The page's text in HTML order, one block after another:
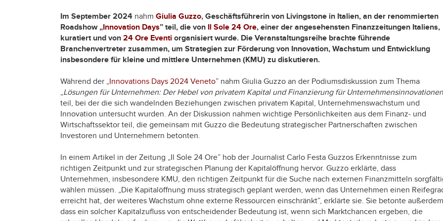
Im September 2024 nahm Giulia Guzzo, Geschäftsführerin von Livingstone in Italien, an der renommierten
Roadshow „Innovation Days” teil, die von Il Sole 24 Ore, einer der angesehensten Finanzzeitungen Italiens,
kuratiert und von 24 Ore Eventi organisiert wurde. Die Veranstaltungsreihe brachte führende
Branchenvertreter zusammen, um Strategien zur Förderung von Innovation, Wachstum und Entwicklung
insbesondere für kleine und mittlere Unternehmen (KMU) zu diskutieren.
Während der „Innovations Days 2024 Veneto” nahm Giulia Guzzo an der Podiumsdiskussion zum Thema
„Lösungen für Unternehmen: Der Hebel von privatem Kapital und Finanzierung für
teil, bei der die sich wandelnden Beziehungen zwischen privatem Kapital, Unternehmenswachstum und
Innovation untersucht wurden. An der Diskussion nahmen wichtige Persönlichkeiten aus dem Finanz- und
Wirtschaftssektor teil, die gemeinsam mit Guzzo die Bedeutung strategischer Partnerschaften zwischen
Investoren und Unternehmern betonten.
In einem Artikel in der Zeitung „Il Sole 24 Ore” hob der Journalist Carlo Festa Guzzos Erkenntnisse zum
richtigen Zeitpunkt und zur strategischen Planung der Kapitalöffnung hervor. Guzzo erklärte, dass
Unternehmen, insbesondere KMU, den richtigen Zeitpunkt für die Suche nach externen Finanzmitteln
wählen müssen. „Die Kapitalöffnung muss strategisch geplant werden, wenn das Unternehmen einen
erreicht hat, der weiteres Wachstum ohne externe Ressourcen einschränkt”, erklärte sie. Sie betonte
dass ein solcher Kapitalzufluss von entscheidender Bedeutung ist, wenn sich Marktchancen ergeben, die